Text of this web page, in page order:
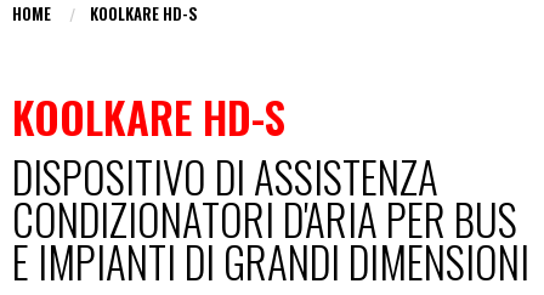
Tu
sei
qui
HOME KOOLKARE HD-S
KOOLKARE HD-S
DISPOSITIVO DI ASSISTENZA
CONDIZIONATORI D'ARIA PER BUS
E IMPIANTI DI GRANDI DIMENSIONI